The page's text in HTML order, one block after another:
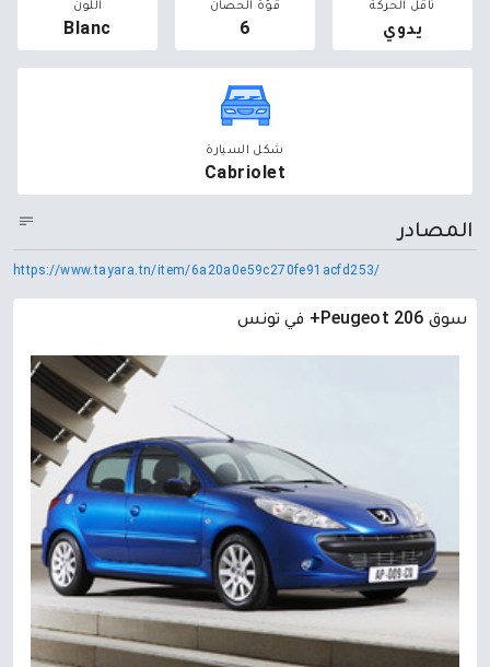
ناقل الحركة
يدوي
قوّة الحصان
6
اللون
Blanc
شكل السيارة
Cabriolet
المصادر
https://www.tayara.tn/item/6a20a0e59c270fe91acfd253/
سوق Peugeot 206+ في تونس